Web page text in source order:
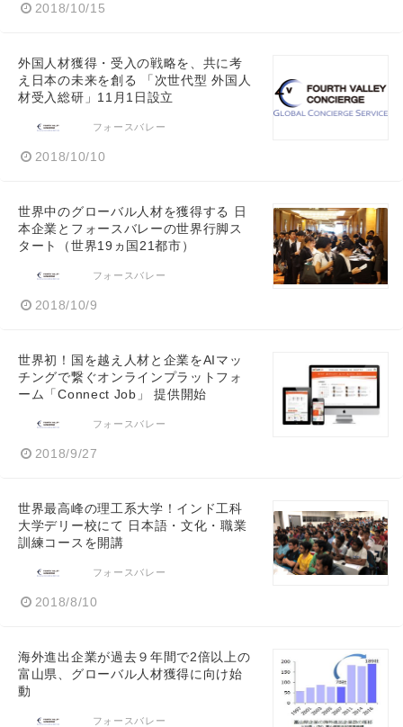
2018/10/15
外国人材獲得・受入の戦略を、共に考
え日本の未来を創る 「次世代型 外国人
材受入総研」11月1日設立
フォースバレー
2018/10/10
世界中のグローバル人材を獲得する 日
本企業とフォースバレーの世界行脚ス
タート（世界19ヵ国21都市）
フォースバレー
2018/10/9
世界初！国を越え人材と企業をAIマッ
チングで繋ぐオンラインプラットフォ
ーム「Connect Job」 提供開始
フォースバレー
2018/9/27
世界最高峰の理工系大学！インド工科
大学デリー校にて 日本語・文化・職業
訓練コースを開講
フォースバレー
2018/8/10
海外進出企業が過去９年間で2倍以上の
富山県、グローバル人材獲得に向け始
動
フォースバレー